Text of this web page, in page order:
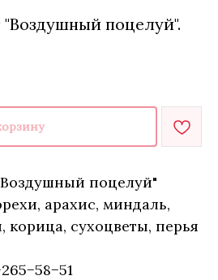
поцелуй".
поцелуй"
арахис, миндаль,
корица, сухоцветы, перья